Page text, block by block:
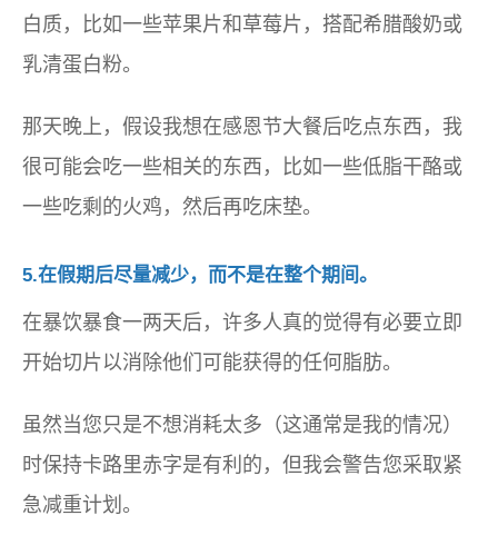
白质，比如一些苹果片和草莓片，搭配希腊酸奶或
乳清蛋白粉。
那天晚上，假设我想在感恩节大餐后吃点东西，我
很可能会吃一些相关的东西，比如一些低脂干酪或
一些吃剩的火鸡，然后再吃床垫。
5.在假期后尽量减少，而不是在整个期间。
在暴饮暴食一两天后，许多人真的觉得有必要立即
开始切片以消除他们可能获得的任何脂肪。
虽然当您只是不想消耗太多（这通常是我的情况）
时保持卡路里赤字是有利的，但我会警告您采取紧
急减重计划。